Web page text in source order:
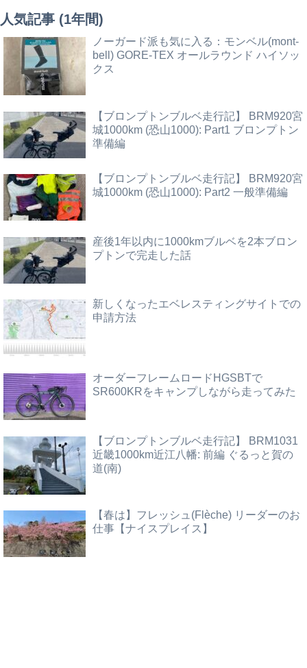
人気記事 (1年間)
ノーガード派も気に入る：モンベル(mont-
bell) GORE-TEX オールラウンド ハイソッ
クス
【ブロンプトンブルベ走行記】 BRM920宮
城1000km (恐山1000): Part1 ブロンプトン
準備編
【ブロンプトンブルベ走行記】 BRM920宮
城1000km (恐山1000): Part2 一般準備編
産後1年以内に1000kmブルベを2本ブロン
プトンで完走した話
新しくなったエベレスティングサイトでの
申請方法
オーダーフレームロードHGSBTで
SR600KRをキャンプしながら走ってみた
【ブロンプトンブルベ走行記】 BRM1031
近畿1000km近江八幡: 前編 ぐるっと賀の
道(南)
【春は】フレッシュ(Flèche) リーダーのお
仕事【ナイスプレイス】